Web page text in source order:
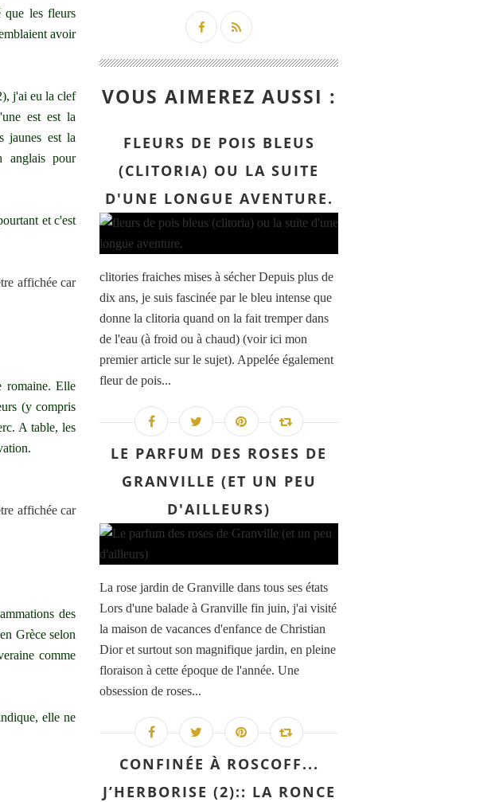
que les fleurs
avoir
j'ai eu la clef
est est la
jaunes est la
anglais pour
et c'est
romaine. Elle
(y compris
A table, les
des
Grèce selon
comme
elle ne
VOUS AIMEREZ AUSSI :
FLEURS DE POIS BLEUS
(CLITORIA) OU LA SUITE
D'UNE LONGUE AVENTURE.
clitories fraiches mises à sécher Depuis plus de
dix ans, je suis fascinée par le bleu intense que
donne la clitoria quand on la fait tremper dans
de l'eau (à froid ou à chaud) (voir ici mon
premier article sur le sujet). Appelée également
fleur de pois...
LE PARFUM DES ROSES DE
GRANVILLE (ET UN PEU
D'AILLEURS)
La rose jardin de Granville dans tous ses états
Lors d'une balade à Granville fin juin, j'ai visité
la maison de vacances d'enfance de Christian
Dior et surtout son magnifique jardin, en pleine
floraison à cette époque de l'année. Une
obsession de roses...
CONFINÉE À ROSCOFF...
J’HERBORISE (2):: LA RONCE